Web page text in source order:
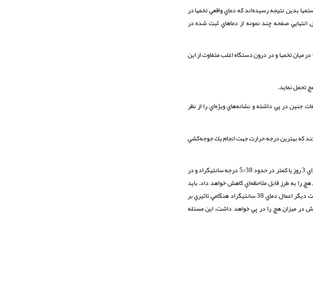
بدين نتيجه رسيده‌اند كه دماي واقعي تخمها در
انتهايي صفحه چند نمونه از دماهاي ثبت شده در
جدول مشاهده مي‌گردد دما در ميان تخمها و در درون دستگاه اغلب متفاوت از اين
تحمل نمايد.
قابليت جوجه‌درآوري و افزايش تلفات جنين در پي داشته و نشانه‌هاي ويژه‌اي را از نظر
مشاهدات فوق مؤيد اين نكته هستند كه بهترين درجه حرارت جهت انجام يك جوجه‌كشي
همچنين درجه‌‌حرارتهاي بالاتر از اين مقدار نسبت به درجه‌حرارتهاي پائينتر به مراتب اثرات مخرب‌تري را در نتيجه جوجه‌كشي خواهند‌داشت. اگر دما براي 3 روز يا كمتر در حدود 5/38 درجه سانتيگراد و در
قابليت جوجه درآوري نخواهند‌داشت اما اعمال همين دما به مدت 5 روز يا بيشتر ميزان هچ را به طرز قابل ملاحظه‌اي كاهش خواهد‌ داد. بايد
خاطر‌نشان كرد كه بيشترين كاهش در ميزان هچ هنگامي مشاهده‌ مي‌شود كه درجه‌ حرارتهاي بالا در طول هفته دوم جوجه‌كشي اعمال‌ شوند. به عبارت ديگر اعمال دماي 38 سانتيگراد هنگامي تاثيري بر
دما، كاهش در ميزان هچ را در پي خواهد داشت، اين مسئله